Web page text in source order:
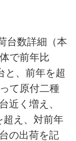
台数詳細（本
で前年比
と、前年を超
て原付二種
近く増え、
超え、対前年
の出荷を記